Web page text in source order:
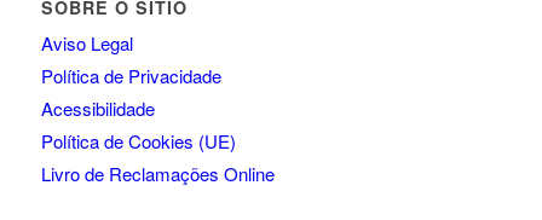
SOBRE O SÍTIO
Aviso Legal
Política de Privacidade
Acessibilidade
Política de Cookies (UE)
Livro de Reclamações Online